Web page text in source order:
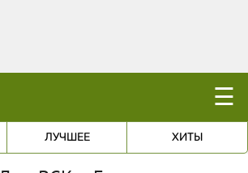
☰
ЛУЧШЕЕ ХИТЫ